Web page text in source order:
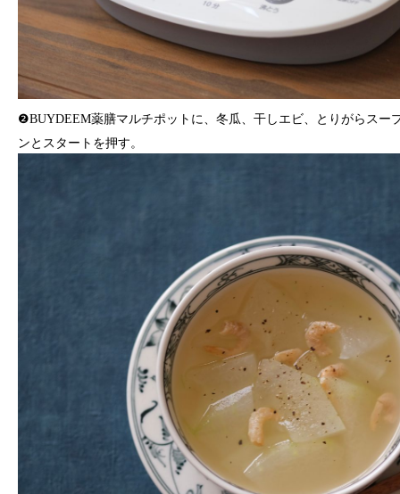
❷BUYDEEM薬膳マルチポットに、冬瓜、干しエビ、とりがらスー
ンとスタートを押す。